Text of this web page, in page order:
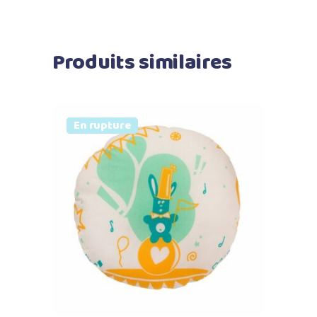
Produits similaires
Prix doux
Vendu
En rupture
Lire la suite